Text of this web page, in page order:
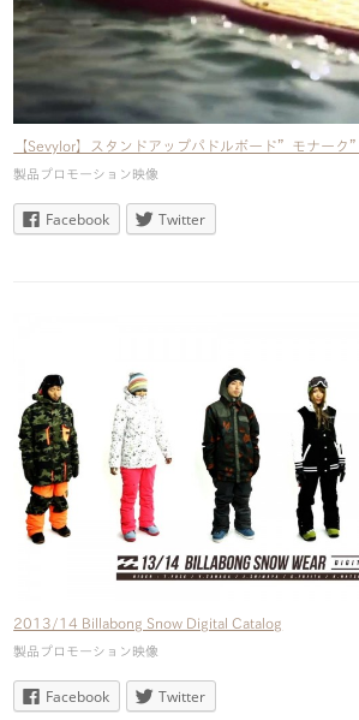
【Sevylor】スタンドアップパドルボード”モナーク”
製品プロモーション映像
Facebook Twitter
2013/14 Billabong Snow Digital Catalog
製品プロモーション映像
Facebook Twitter